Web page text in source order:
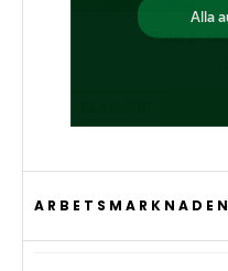
ARBETSMARKNADEN